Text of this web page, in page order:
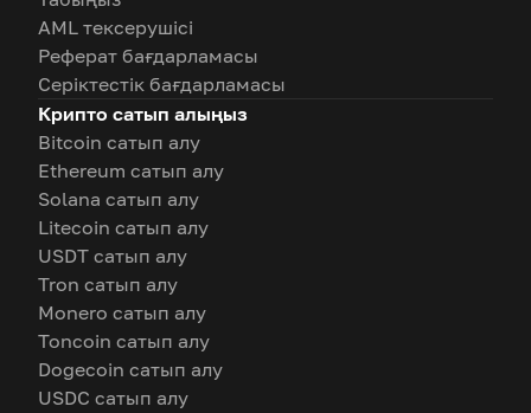
AML тексерушісі
Реферат бағдарламасы
Серіктестік бағдарламасы
Крипто сатып алыңыз
Bitcoin сатып алу
Ethereum сатып алу
Solana сатып алу
Litecoin сатып алу
USDT сатып алу
Tron сатып алу
Monero сатып алу
Toncoin сатып алу
Dogecoin сатып алу
USDC сатып алу